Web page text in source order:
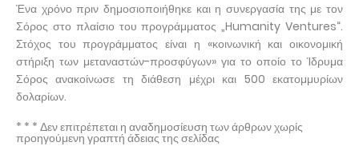
Ένα χρόνο πριν δημοσιοποιήθηκε και η συνεργασία της με τον
Σόρος στο πλαίσιο του προγράμματος „Humanity Ventures“.
Στόχος του προγράμματος είναι η «κοινωνική και οικονομική
στήριξη των μεταναστών-προσφύγων» για το οποίο το Ίδρυμα
Σόρος ανακοίνωσε τη διάθεση μέχρι και 500 εκατομμυρίων
δολαρίων.
* * * Δεν επιτρέπεται η αναδημοσίευση των άρθρων χωρίς
προηγούμενη γραπτή άδειας της σελίδας